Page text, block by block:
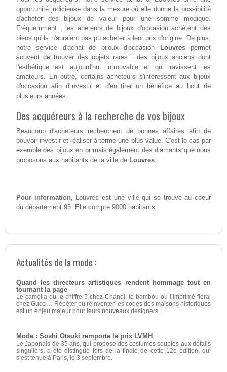
opportunité judicieuse dans la mesure où elle donne la possibilité
d'acheter des bijoux de valeur pour une somme modique.
Fréquemment , les aheteurs de bijoux d'occasion achètent des
biens qu'ils n'auraient pas pu acheter à leur prix d'origine. De plus,
notre service d'achat de bijoux d'occasion Louvrespermet
souvent de trouver des objets rares : des bijoux anciens dont
l'esthétique est aujourd'hui introuvable et qui ravissent les
amateurs. En outre, certains acheteurs s'intéressent aux bijoux
d'occasion afin d'investir et d'en tirer un bénéfice au bout de
plusieurs années.
Des acquéreurs à la recherche de vos bijoux
Beaucoup d'acheteurs recherchent de bonnes affaires afin de
pouvoir investir et réaliser à terme une plus value. C'est le cas par
exemple des bijoux en or mais également des diamants que nous
proposons aux habitants de la ville de Louvres.
Pour information, Louvres est une ville qui se trouve au coeur
du département 95. Elle compte 9000 habitants.
Actualités de la mode :
Quand les directeurs artistiques rendent hommage tout en
tournant la page
Le camélia ou le chiffre 5 chez Chanel, le bambou ou l’imprimé floral
chez Gucci… Répéter ou réinventer les codes des maisons historiques
est un enjeu majeur pour leurs nouveaux designers.
Mode : Soshi Otsuki remporte le prix LVMH
Le Japonais de 35 ans, qui propose des costumes souples aux détails
singuliers, a été distingué lors de la finale de cette 12e édition, qui
s’est tenue à Paris, le 3 septembre.